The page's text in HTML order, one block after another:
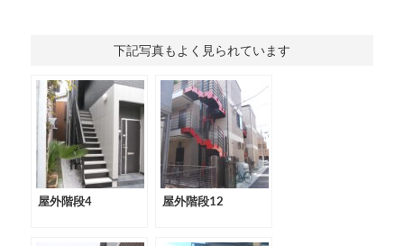
下記写真もよく見られています
屋外階段4 屋外階段12